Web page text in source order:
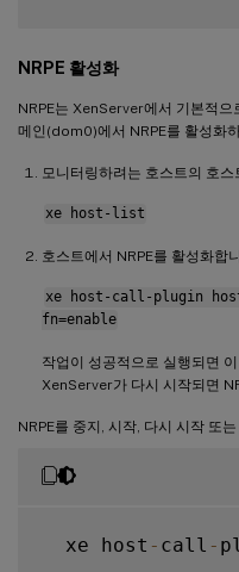
NRPE 활성화
NRPE는 XenServer에서 기본적으
메인(dom0)에서 NRPE를 활성화
모니터링하려는 호스트의 호스
xe host-list
호스트에서 NRPE를 활성화합
xe host-call-plugin
fn=enable
작업이 성공적으로 실행되면
XenServer가 다시 시작되면
NRPE를 중지, 시작, 다시 시작 또
  xe host
- call -